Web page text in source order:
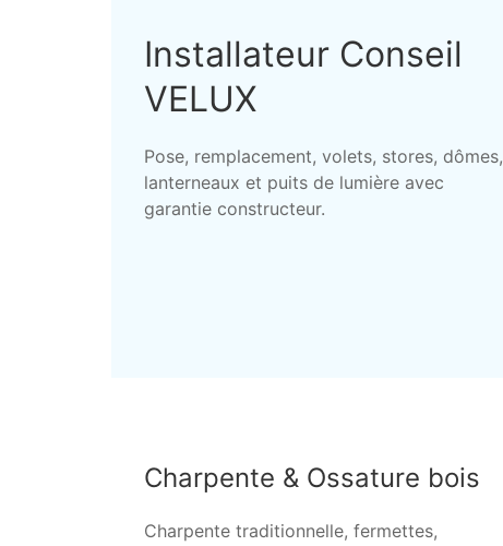
Installateur Conseil
VELUX
Pose, remplacement, volets, stores, dômes,
lanterneaux et puits de lumière avec
garantie constructeur.
Charpente & Ossature bois
Charpente traditionnelle, fermettes,